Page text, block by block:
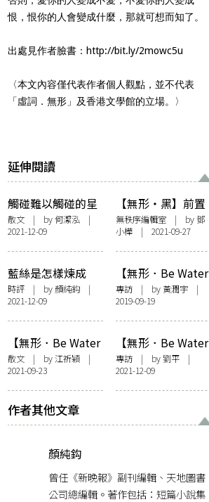
恨，恨你的人會變成什麼，那就可想而知了。
出處見作者臉書： http://bit.ly/2mowc5u
〈本文內容僅代表作者個人觀點，並不代表
「虛詞．無形」及香港文學館的立場。〉
延伸閱讀
觸碰難以觸碰的星
空
散文 | by 何潔泓 |
2021-12-09
【無形・黑】前置
詞：生命陰影，愛
與恐懼
無秩序編輯室| by鄧
小樺| 2021-09-27
藍絲是怎樣煉成
的？
時評 | by顏純鈎 |
2021-12-09
【無形．Be Water
My Friend】夏
曼・藍波安：海洋
基因，文學就在身
體髮膚
專訪| by 黃潤宇|
2019-09-19
【無形．Be Water
My Friend】流水
武魂，赤軀隨遇
——李小龍的武術
精神
散文 | by江祈穎 |
2021-09-23
【無形．Be Water
My Friend】我們
仍然未得勝，頑強
爭取太平——專訪
專訪| by劉平|
2021-12-09
作者其他文章
顏純鈎
曾任《新晚報》副刊編輯、天地圖書
公司總編輯。著作包括：短篇小說集